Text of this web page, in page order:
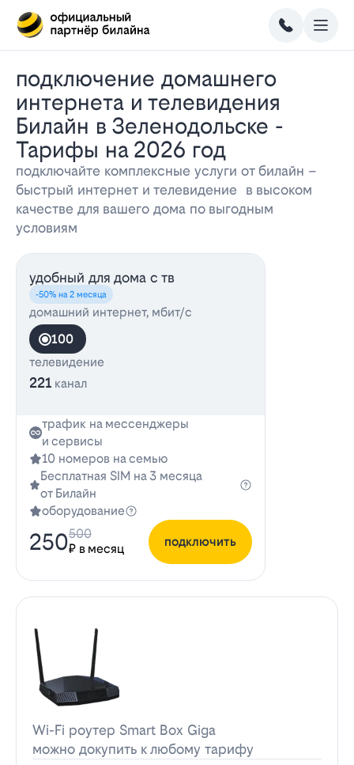
Подключение домашнего
интернета и телевидения
Билайн в Зеленодольске -
Тарифы на 2026 год
подключайте комплексные услуги от билайн –
быстрый интернет и телевидение в высоком
качестве для вашего дома по выгодным
условиям
удобный для дома с тв
-50% на 2 месяца
домашний интернет, мбит/с
100
телевидение
221 канал
трафик на мессенджеры
и сервисы
10 номеров на семью
Бесплатная SIM на 3 месяца
от Билайн
оборудование
250₽ в месяц
500
подключить
Wi-Fi роутер Smart Box Giga
можно докупить к любому тарифу